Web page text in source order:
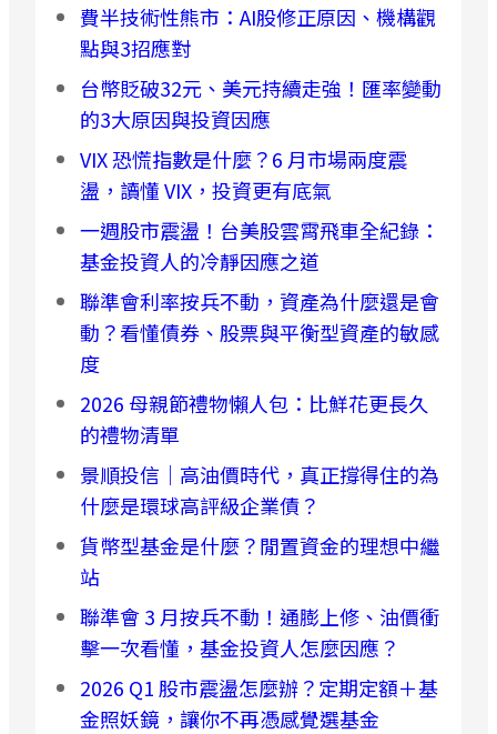
費半技術性熊市：AI股修正原因、機構觀
點與3招應對
台幣貶破32元、美元持續走強！匯率變動
的3大原因與投資因應
VIX 恐慌指數是什麼？6 月市場兩度震
盪，讀懂 VIX，投資更有底氣
一週股市震盪！台美股雲霄飛車全紀錄：
基金投資人的冷靜因應之道
聯準會利率按兵不動，資產為什麼還是會
動？看懂債券、股票與平衡型資產的敏感
度
2026 母親節禮物懶人包：比鮮花更長久
的禮物清單
景順投信｜高油價時代，真正撐得住的為
什麼是環球高評級企業債？
貨幣型基金是什麼？閒置資金的理想中繼
站
聯準會 3 月按兵不動！通膨上修、油價衝
擊一次看懂，基金投資人怎麼因應？
2026 Q1 股市震盪怎麼辦？定期定額＋基
金照妖鏡，讓你不再憑感覺選基金